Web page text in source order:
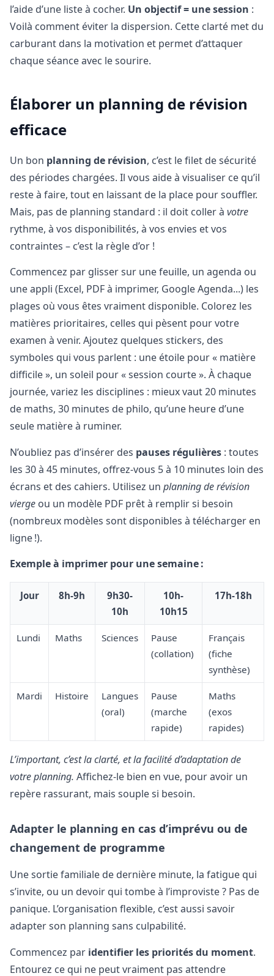
l’aide d’une liste à cocher. Un objectif = une session :
Voilà comment éviter la dispersion. Cette clarté met du
carburant dans la motivation et permet d’attaquer
chaque séance avec le sourire.
Élaborer un planning de révision
efficace
Un bon planning de révision, c’est le filet de sécurité
des périodes chargées. Il vous aide à visualiser ce qu’il
reste à faire, tout en laissant de la place pour souffler.
Mais, pas de planning standard : il doit coller à votre
rythme, à vos disponibilités, à vos envies et vos
contraintes – c’est la règle d’or !
Commencez par glisser sur une feuille, un agenda ou
une appli (Excel, PDF à imprimer, Google Agenda...) les
plages où vous êtes vraiment disponible. Colorez les
matières prioritaires, celles qui pèsent pour votre
examen à venir. Ajoutez quelques stickers, des
symboles qui vous parlent : une étoile pour « matière
difficile », un soleil pour « session courte ». À chaque
journée, variez les disciplines : mieux vaut 20 minutes
de maths, 30 minutes de philo, qu’une heure d’une
seule matière à ruminer.
N’oubliez pas d’insérer des pauses régulières : toutes
les 30 à 45 minutes, offrez-vous 5 à 10 minutes loin des
écrans et des cahiers. Utilisez un planning de révision
vierge ou un modèle PDF prêt à remplir si besoin
(nombreux modèles sont disponibles à télécharger en
ligne !).
Exemple à imprimer pour une semaine :
Jour 8h-9h
9h30-
10h
10h-
10h15
17h-18h
Lundi Maths Sciences
Pause
(collation)
Français
(fiche
synthèse)
Mardi Histoire
Langues
(oral)
Pause
(marche
rapide)
Maths
(exos
rapides)
L’important, c’est la clarté, et la facilité d’adaptation de
votre planning. Affichez-le bien en vue, pour avoir un
repère rassurant, mais souple si besoin.
Adapter le planning en cas d’imprévu ou de
changement de programme
Une sortie familiale de dernière minute, la fatigue qui
s’invite, ou un devoir qui tombe à l’improviste ? Pas de
panique. L’organisation flexible, c’est aussi savoir
adapter son planning sans culpabilité.
Commencez par identifier les priorités du moment.
Entourez ce qui ne peut vraiment pas attendre